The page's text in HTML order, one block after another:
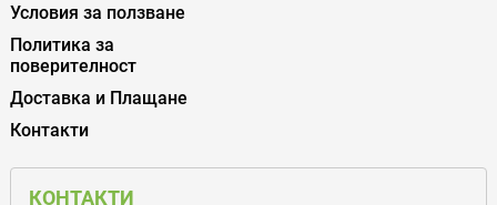
Условия за ползване
Политика за
поверителност
Доставка и Плащане
Контакти
КОНТАКТИ